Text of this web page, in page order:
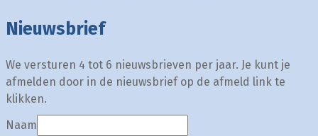
Nieuwsbrief
We versturen 4 tot 6 nieuwsbrieven per jaar. Je kunt je
afmelden door in de nieuwsbrief op de afmeld link te
klikken.
Naam